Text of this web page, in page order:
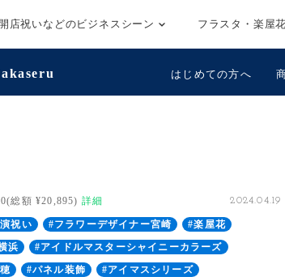
開店祝いなどのビジネスシーン フラスタ・楽屋花
はじめての方へ
総額 ¥20,895) 詳細 2024.04.19
祝い #フラワーデザイナー宮崎
#楽屋花
浜
#アイドルマスターシャイニーカラーズ
#パネル装飾 #アイマスシリーズ